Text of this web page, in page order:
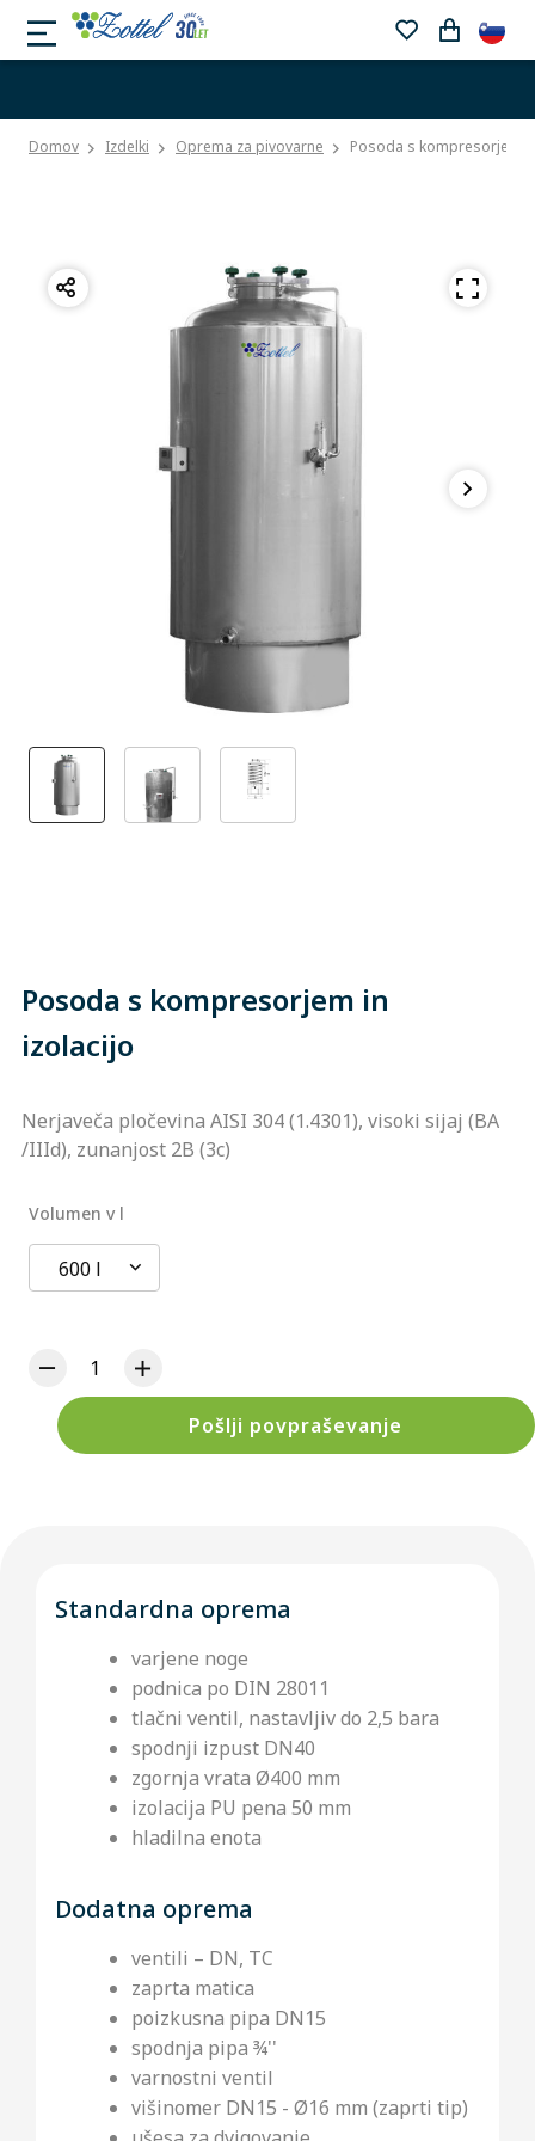
Domov Izdelki Oprema za pivovarne Posoda s kompresorjem
Posoda s kompresorjem in
izolacijo
Nerjaveča pločevina AISI 304 (1.4301), visoki sijaj (BA
/IIId), zunanjost 2B (3c)
Volumen v l
600 l
Pošlji povpraševanje
Standardna oprema
varjene noge
podnica po DIN 28011
tlačni ventil, nastavljiv do 2,5 bara
spodnji izpust DN40
zgornja vrata Ø400 mm
izolacija PU pena 50 mm
hladilna enota
Dodatna oprema
ventili – DN, TC
zaprta matica
poizkusna pipa DN15
spodnja pipa ¾''
varnostni ventil
višinomer DN15 - Ø16 mm (zaprti tip)